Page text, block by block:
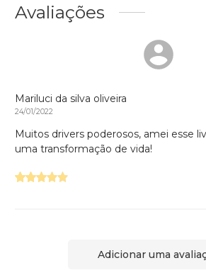
Avaliações
Mariluci da silva oliveira
24/01/2022
Muitos drivers poderosos, amei esse
uma transformação de vida!
Adicionar uma